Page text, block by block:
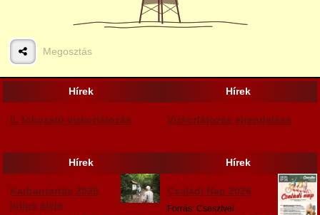
Megosztás
Hírek
II. fokozatú vízkorlátozás
Hírek
Vízkorlátozás elrendelése
Hírek
Karbantartás 2026
július eleje
Hírek
Családi Nap 2026
Forrás: Csesztvei